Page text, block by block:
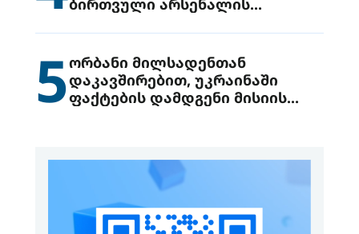
ბირთვული არსენალის
5ორბანი მილსადენთან
დაკავშირებით, უკრაინაში
ფაქტების დამდგენი მისიის